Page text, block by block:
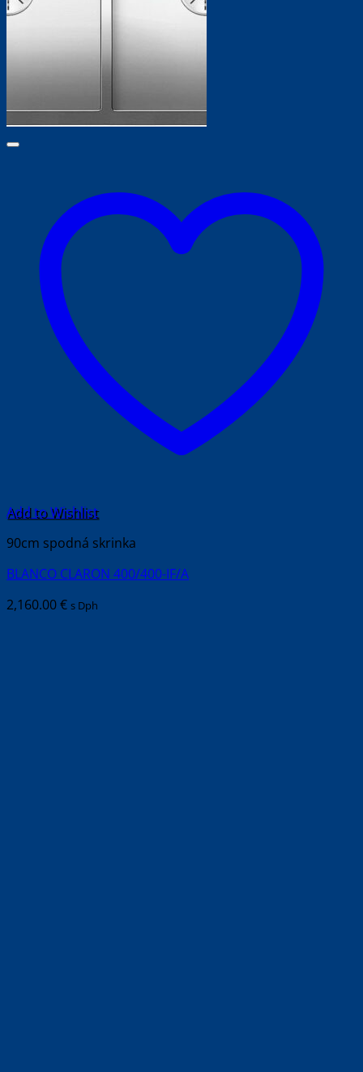
Add to Wishlist
90cm spodná skrinka
BLANCO CLARON 400/400-IF/A
2,160.00€ s Dph